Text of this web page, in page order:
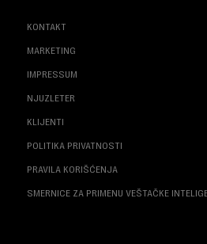
KONTAKT
MARKETING
IMPRESSUM
NJUZLETER
KLIJENTI
POLITIKA PRIVATNOSTI
PRAVILA KORIŠĆENJA
SMERNICE ZA PRIMENU VEŠTAČKE